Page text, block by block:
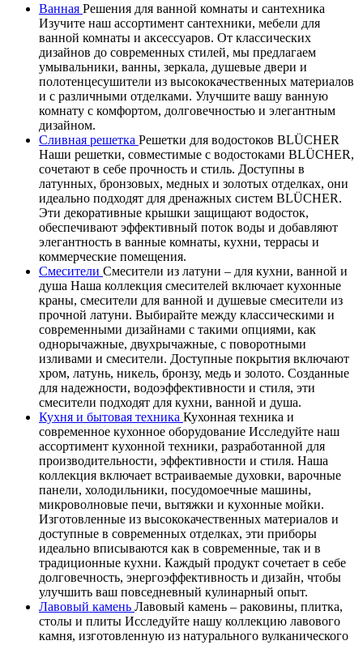
Ванная Решения для ванной комнаты и сантехника
Изучите наш ассортимент сантехники, мебели для
ванной комнаты и аксессуаров. От классических
дизайнов до современных стилей, мы предлагаем
умывальники, ванны, зеркала, душевые двери и
полотенцесушители из высококачественных материалов
и с различными отделками. Улучшите вашу ванную
комнату с комфортом, долговечностью и элегантным
дизайном.
Сливная решетка Решетки для водостоков BLÜCHER
Наши решетки, совместимые с водостоками BLÜCHER,
сочетают в себе прочность и стиль. Доступны в
латунных, бронзовых, медных и золотых отделках, они
идеально подходят для дренажных систем BLÜCHER.
Эти декоративные крышки защищают водосток,
обеспечивают эффективный поток воды и добавляют
элегантность в ванные комнаты, кухни, террасы и
коммерческие помещения.
Смесители Смесители из латуни – для кухни, ванной и
душа Наша коллекция смесителей включает кухонные
краны, смесители для ванной и душевые смесители из
прочной латуни. Выбирайте между классическими и
современными дизайнами с такими опциями, как
однорычажные, двухрычажные, с поворотными
изливами и смесители. Доступные покрытия включают
хром, латунь, никель, бронзу, медь и золото. Созданные
для надежности, водоэффективности и стиля, эти
смесители подходят для кухни, ванной и душа.
Кухня и бытовая техника Кухонная техника и
современное кухонное оборудование Исследуйте наш
ассортимент кухонной техники, разработанной для
производительности, эффективности и стиля. Наша
коллекция включает встраиваемые духовки, варочные
панели, холодильники, посудомоечные машины,
микроволновые печи, вытяжки и кухонные мойки.
Изготовленные из высококачественных материалов и
доступные в современных отделках, эти приборы
идеально вписываются как в современные, так и в
традиционные кухни. Каждый продукт сочетает в себе
долговечность, энергоэффективность и дизайн, чтобы
улучшить ваш повседневный кулинарный опыт.
Лавовый камень Лавовый камень – раковины, плитка,
столы и плиты Исследуйте нашу коллекцию лавового
камня, изготовленную из натурального вулканического